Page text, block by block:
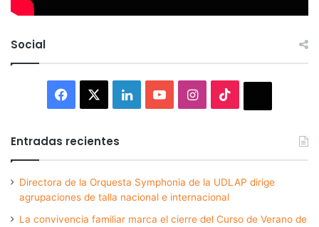
Social
Facebook LinkedInYouTubeInstagram
Entradas recientes
Directora de la Orquesta Symphonia de la UDLAP dirige
agrupaciones de talla nacional e internacional
La convivencia familiar marca el cierre del Curso de Verano de